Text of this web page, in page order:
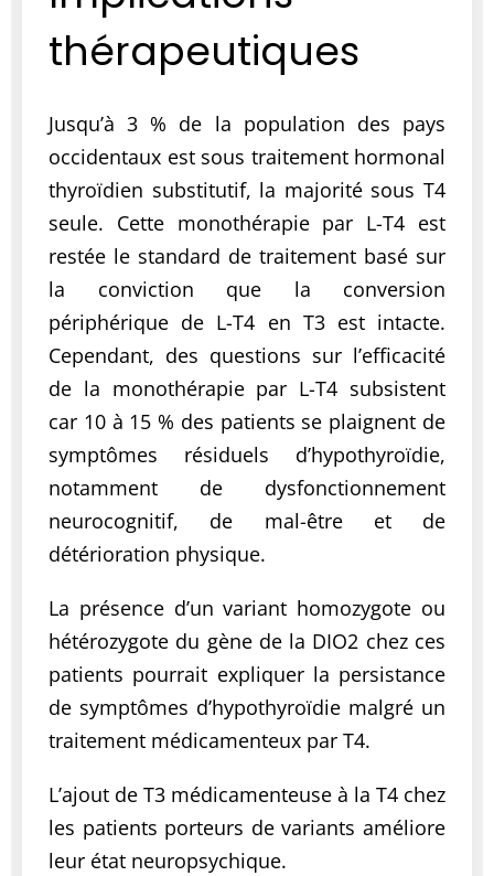
thérapeutiques
Jusqu’à 3 % de la population des pays
occidentaux est sous traitement hormonal
thyroïdien substitutif, la majorité sous T4
seule. Cette monothérapie par L-T4 est
restée le standard de traitement basé sur
la conviction que la conversion
périphérique de L-T4 en T3 est intacte.
Cependant, des questions sur l’efficacité
de la monothérapie par L-T4 subsistent
car 10 à 15 % des patients se plaignent de
symptômes résiduels d’hypothyroïdie,
notamment de dysfonctionnement
neurocognitif, de mal-être et de
détérioration physique.
La présence d’un variant homozygote ou
hétérozygote du gène de la DIO2 chez ces
patients pourrait expliquer la persistance
de symptômes d’hypothyroïdie malgré un
traitement médicamenteux par T4.
L’ajout de T3 médicamenteuse à la T4 chez
les patients porteurs de variants améliore
leur état neuropsychique.